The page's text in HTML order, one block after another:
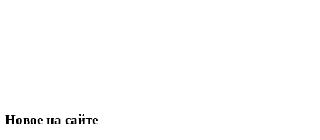
Новое на сайте